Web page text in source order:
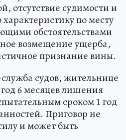
отсутствие судимости и
по месту
обстоятельствами
возмещение ущерба,
признание вины.
судов, жительнице
6 месяцев лишения
сроком 1 год
Приговор не
и может быть